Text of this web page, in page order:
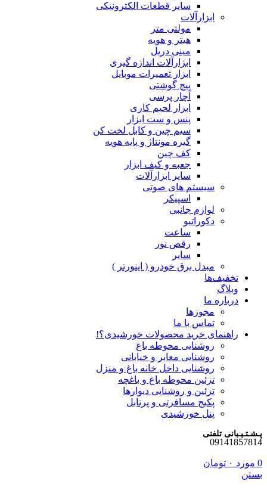
سایر قطعات الکترونیکی
ابزارآلات
مولتی متر
هیتر و هویه
مینی دریل
ابزارآلات اندازه گیری
ابزار تعمیرات موبایل
پیچ گوشتی
آچار پرسی
ابزار لحیم کاری
پنس و ست ابزار
سیم چین و کابل لخت کن
گیره مونتاژ و پایه هویه
کف چین
جعبه و کیف ابزار
سایر ابزارآلات
سیستم های صوتی
اسپیکر
لوازم جانبی
دکوراتیو
ساعت
رقص نور
سایر
مبدل برق خودرو ( اینورتر )
تخفیف‌ها
وبلاگ
درباره ما
مجوزها
تماس با ما
راهنمای خرید محصولات خورشیدی؟!
روشنایی محوطه باغ
روشنایی معابر و خیابانی
روشنایی داخل خانه باغ و منزل
تزئین محوطه باغ و باغچه
تزئین و روشنایی دیوارها
پکیج مسافرتی و پرتابل
پنل خورشیدی
پـشـتـیـبانی تلفنی
09141857814
0 مورد ۰ تومان
بستن